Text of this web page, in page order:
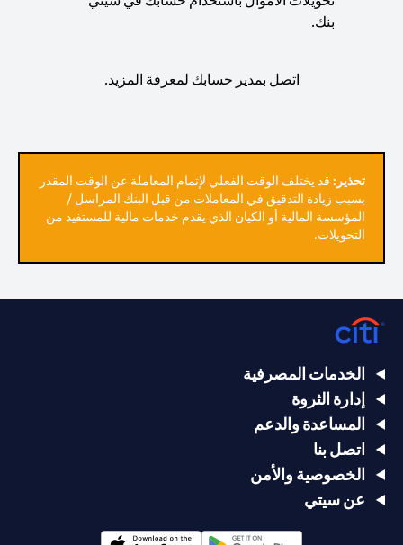
بنك.
اتصل بمدير حسابك لمعرفة المزيد.
تحذير: قد يختلف الوقت الفعلي لإتمام المعاملة عن الوقت المقدر
بسبب زيادة التدقيق في المعاملات من قبل البنك المراسل /
المؤسسة المالية أو الكيان الذي يقدم خدمات مالية للمستفيد من
التحويلات.
الخدمات المصرفية
إدارة الثروة
المساعدة والدعم
اتصل بنا
الخصوصية والأمن
عن سيتي